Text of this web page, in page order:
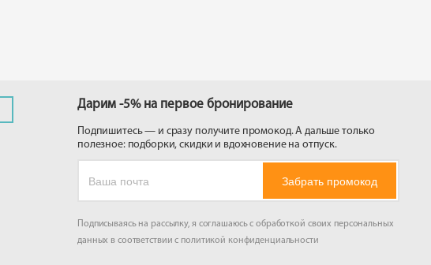
Дарим -5% на первое бронирование
Подпишитесь — и сразу получите промокод. А дальше только
полезное: подборки, скидки и вдохновение на отпуск.
Забрать промокод
Подписываясь на рассылку, я соглашаюсь с обработкой своих персональных
данных в соответствии с политикой конфиденциальности